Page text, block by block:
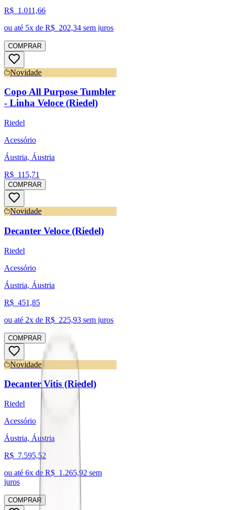
R$ 1.011,66
ou até 5x de R$ 202,34 sem juros
COMPRAR
Novidade
Copo All Purpose Tumbler
- Linha Veloce (Riedel)
Riedel
Acessório
Áustria, Áustria
R$ 115,71
COMPRAR
Novidade
Decanter Veloce (Riedel)
Riedel
Acessório
Áustria, Áustria
R$ 451,85
ou até 2x de R$ 225,93 sem juros
COMPRAR
Novidade
Decanter Vitis (Riedel)
Riedel
Acessório
Áustria, Áustria
R$ 7.595,52
ou até 6x de R$ 1.265,92 sem
juros
COMPRAR